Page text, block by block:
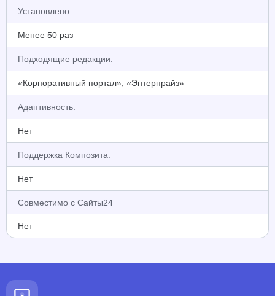
Установлено:
Менее 50 раз
Подходящие редакции:
«Корпоративный портал», «Энтерпрайз»
Адаптивность:
Нет
Поддержка Композита:
Нет
Совместимо с Сайты24
Нет